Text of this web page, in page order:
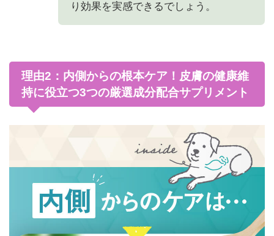
り効果を実感できるでしょう。
理由2：内側からの根本ケア！皮膚の健康維
持に役立つ3つの厳選成分配合サプリメント